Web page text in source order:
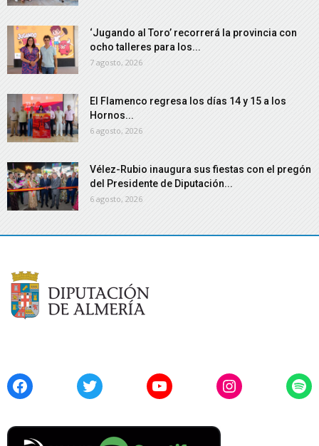
‘Jugando al Toro’ recorrerá la provincia con
ocho talleres para los...
7 agosto, 2026
El Flamenco regresa los días 14 y 15 a los
Hornos...
6 agosto, 2026
Vélez-Rubio inaugura sus fiestas con el pregón
del Presidente de Diputación...
6 agosto, 2026
FacebookTwitter YouTubeInstagram